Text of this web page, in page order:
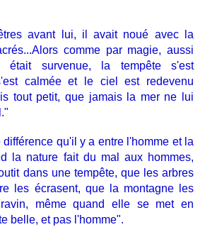
avant lui, il avait noué avec la
comme par magie, aussi
était survenue, la tempête s'est
calmée et le ciel est redevenu
tout petit, que jamais la mer ne lui
qu'il y a entre l'homme et la
la nature fait du mal aux hommes,
dans une tempête, que les arbres
les écrasent, que la montagne les
même quand elle se met en
belle, et pas l'homme".